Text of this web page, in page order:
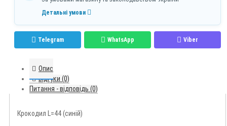
Детальні умови
Telegram WhatsApp Viber
Опис
Відгуки (0)
Питання - відповідь (0)
Крокодил L=44 (синій)